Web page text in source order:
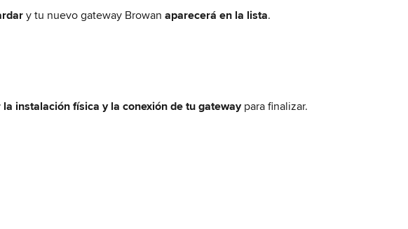
y tu nuevo gateway Browan aparecerá en la lista.
instalación física y la conexión de tu gateway para finalizar.